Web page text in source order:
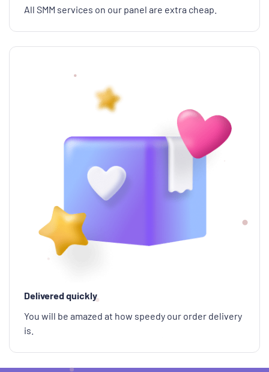
All SMM services on our panel are extra cheap.
Delivered quickly
You will be amazed at how speedy our order delivery
is.